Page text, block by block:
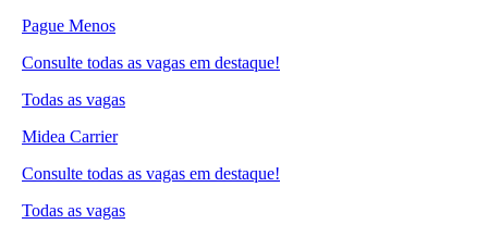
Pague Menos
Consulte todas as vagas em destaque!
Todas as vagas
Midea Carrier
Consulte todas as vagas em destaque!
Todas as vagas